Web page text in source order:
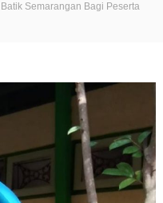
Semarangan Bagi Peserta